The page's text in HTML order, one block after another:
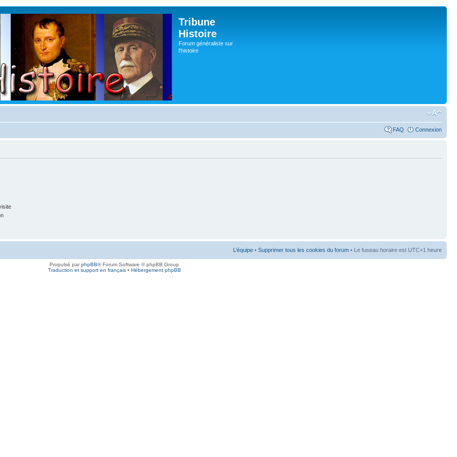
Tribune
Histoire
Forum généraliste sur
l'histoire
FAQ Connexion
L’équipe • Supprimer tous les cookies du forum • Le fuseau horaire est UTC+1 heure
Propulsé parphpBB® Forum Software © phpBB Group
Traduction et support en français• Hébergement phpBB